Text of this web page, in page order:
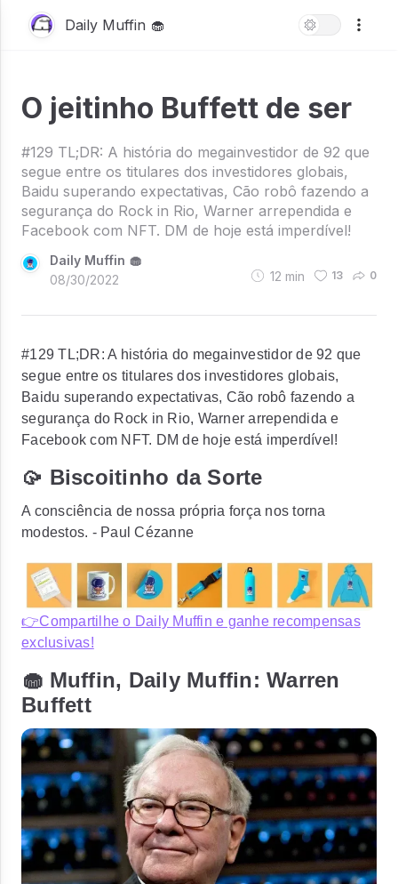
Daily Muffin 🧁
O jeitinho Buffett de ser
#129 TL;DR: A história do megainvestidor de 92 que
segue entre os titulares dos investidores globais,
Baidu superando expectativas, Cão robô fazendo a
segurança do Rock in Rio, Warner arrependida e
Facebook com NFT. DM de hoje está imperdível!
Daily Muffin 🧁
08/30/2022
12 min 13 0
#129 TL;DR: A história do megainvestidor de 92 que
segue entre os titulares dos investidores globais,
Baidu superando expectativas, Cão robô fazendo a
segurança do Rock in Rio, Warner arrependida e
Facebook com NFT. DM de hoje está imperdível!
🥠 Biscoitinho da Sorte
A consciência de nossa própria força nos torna
modestos. - Paul Cézanne
👉Compartilhe o Daily Muffin e ganhe recompensas
exclusivas!
🧁 Muffin, Daily Muffin: Warren
Buffett